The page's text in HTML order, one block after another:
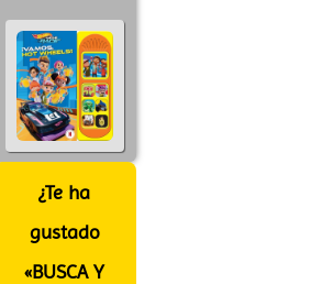
¿Te ha
gustado
«BUSCA Y